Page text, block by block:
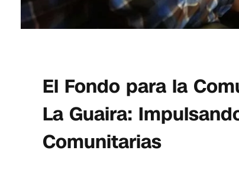
El Fondo para la
La Guaira:
Comunitarias